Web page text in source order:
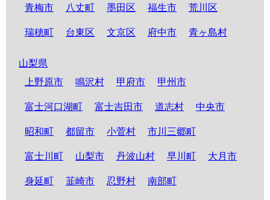
青梅市 八丈町 墨田区 福生市 荒川区
瑞穂町 台東区 文京区 府中市 青ヶ島村
山梨県
上野原市
鳴沢村 甲府市 甲州市
富士河口湖町 富士吉田市 道志村 中央市
昭和町 都留市 小菅村 市川三郷町
富士川町 山梨市 丹波山村 早川町 大月市
身延町 韮崎市 忍野村 南部町